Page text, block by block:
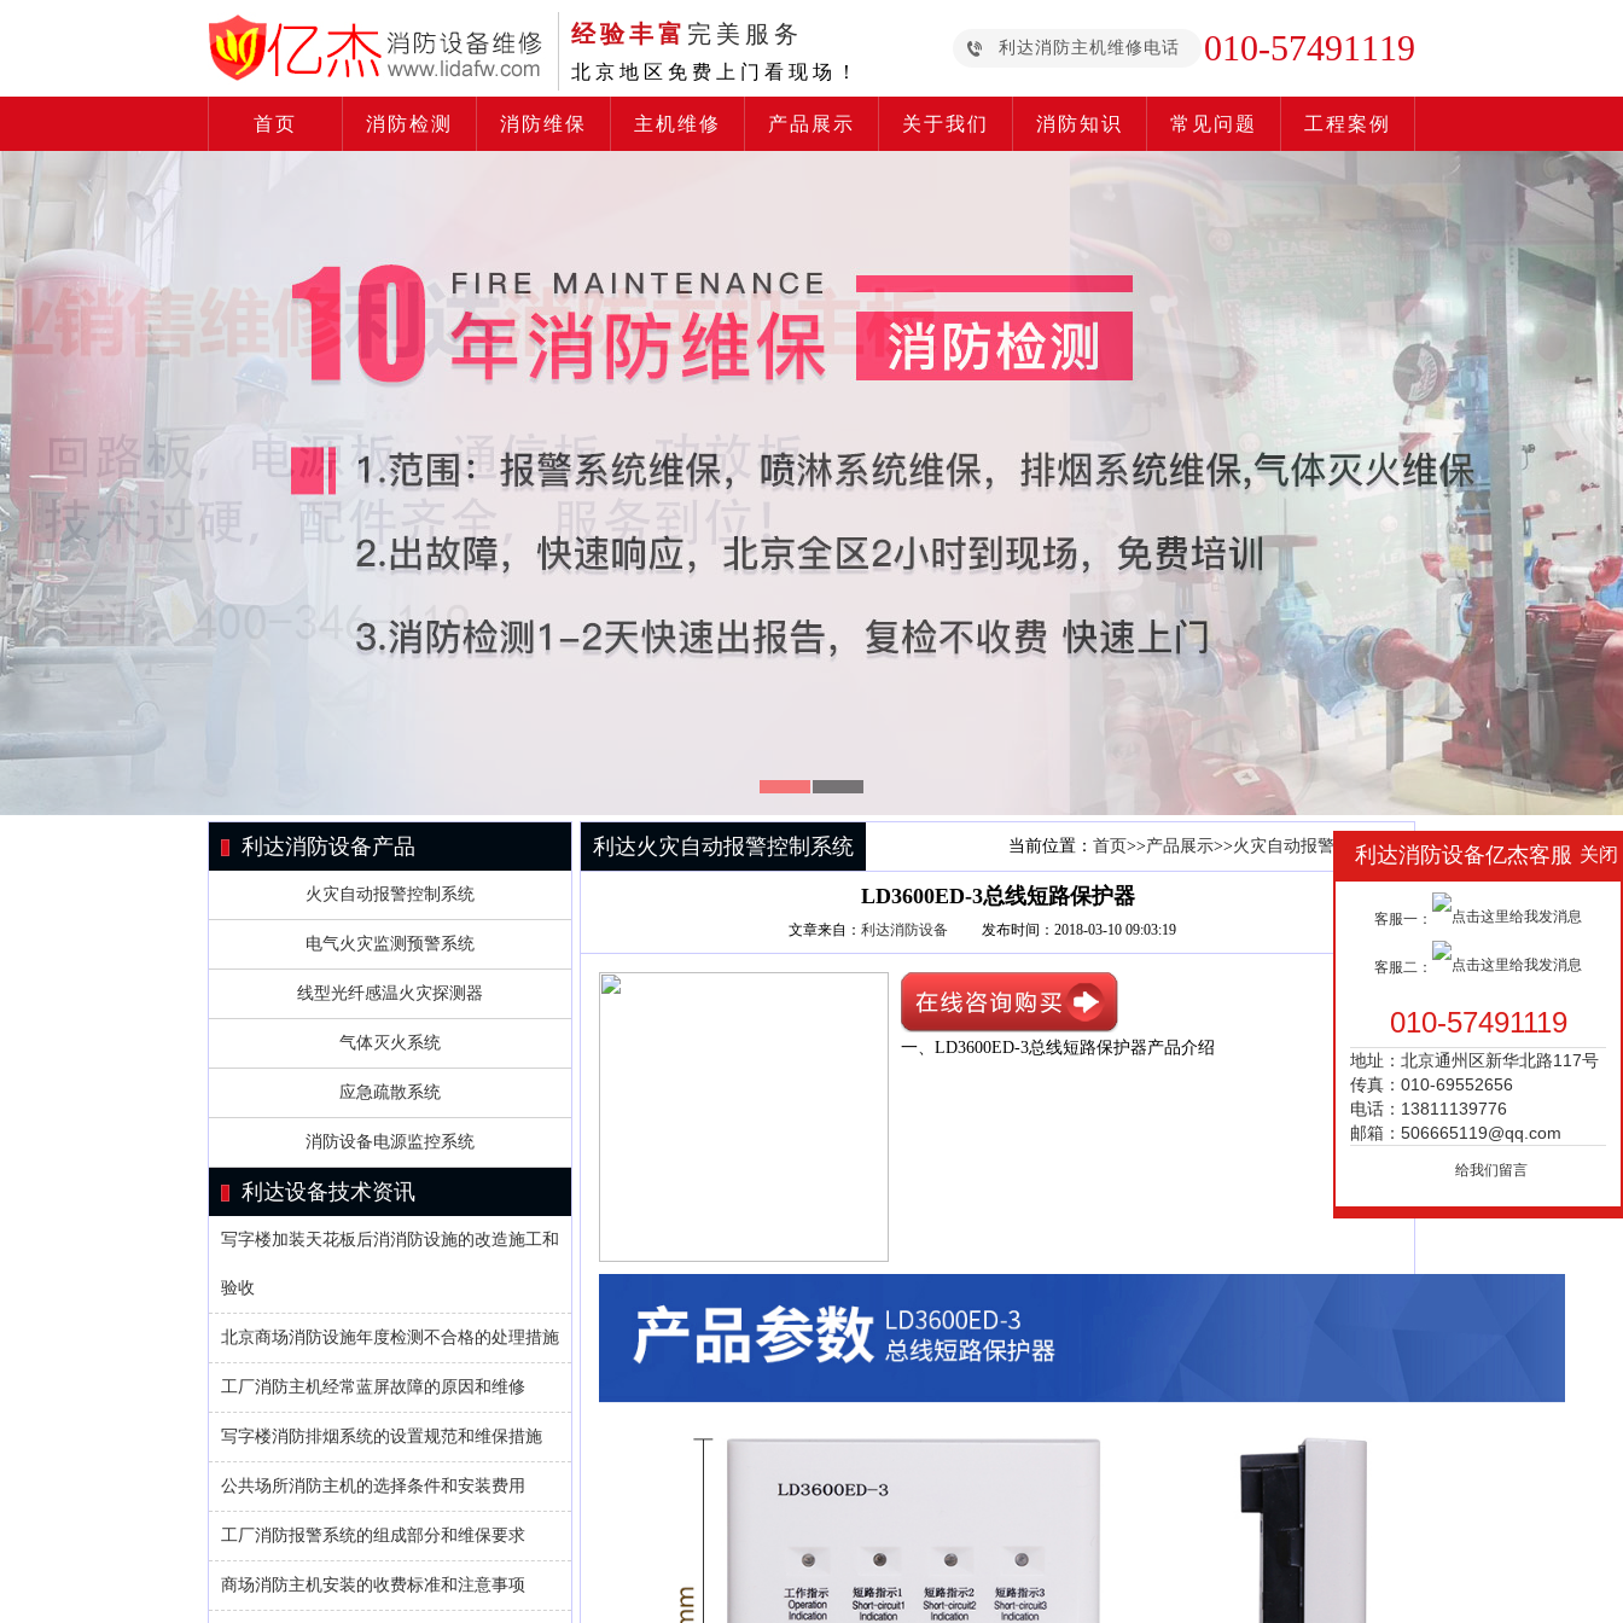
经验丰富 完美服务
北京地区免费上门看现场！
利达消防主机维修电话 010-57491119
首页 消防检测 消防维保 主机维修 产品展示 关于我们 消防知识 常见问题 工程案例
利达消防设备产品
火灾自动报警控制系统
电气火灾监测预警系统
线型光纤感温火灾探测器
气体灭火系统
应急疏散系统
消防设备电源监控系统
利达设备技术资讯
写字楼加装天花板后消消防设施的改造施工和
验收
北京商场消防设施年度检测不合格的处理措施
工厂消防主机经常蓝屏故障的原因和维修
写字楼消防排烟系统的设置规范和维保措施
公共场所消防主机的选择条件和安装费用
工厂消防报警系统的组成部分和维保要求
商场消防主机安装的收费标准和注意事项
利达火灾自动报警控制系统 当前位置： 首页>>产品展示>>火灾自动报警控制系统
LD3600ED-3总线短路保护器
文章来自： 利达消防设备 发布时间：2018-03-10 09:03:19
一、LD3600ED-3总线短路保护器产品介绍
利达消防设备亿杰客服 关闭
客服一：
客服二：
010-57491119
地址：北京通州区新华北路117号
传真：010-69552656
电话：13811139776
邮箱：506665119@qq.com
给我们留言